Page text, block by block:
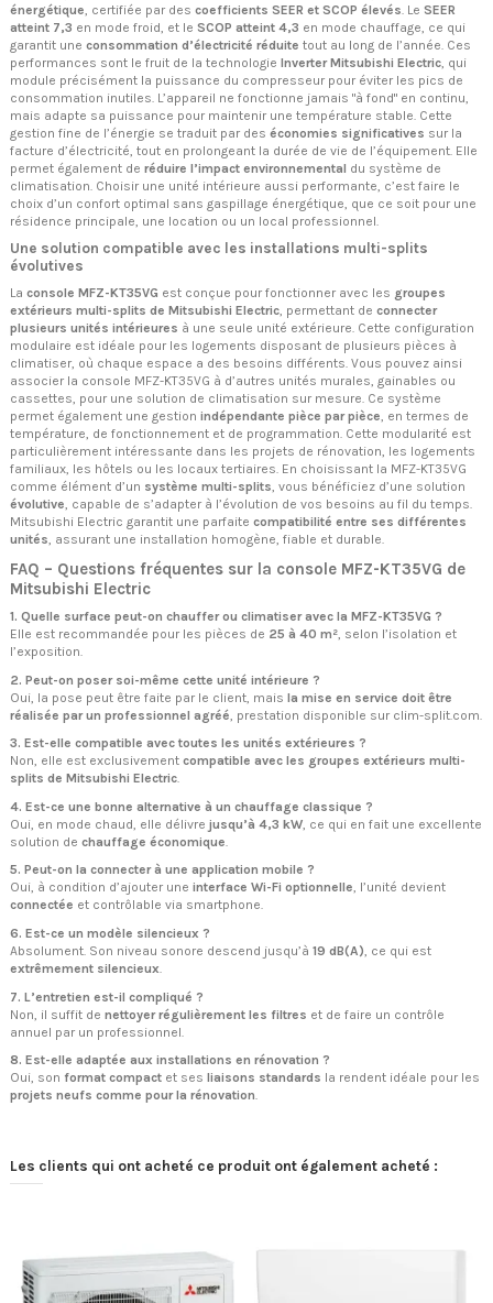
énergétique, certifiée par des coefficients SEER et SCOP élevés. Le SEER
atteint 7,3 en mode froid, et le SCOP atteint 4,3 en mode chauffage, ce qui
garantit une consommation d’électricité réduite tout au long de l’année. Ces
performances sont le fruit de la technologie Inverter Mitsubishi Electric, qui
module précisément la puissance du compresseur pour éviter les pics de
consommation inutiles. L’appareil ne fonctionne jamais "à fond" en continu,
mais adapte sa puissance pour maintenir une température stable. Cette
gestion fine de l’énergie se traduit par des économies significatives sur la
facture d’électricité, tout en prolongeant la durée de vie de l’équipement. Elle
permet également de réduire l’impact environnemental du système de
climatisation. Choisir une unité intérieure aussi performante, c’est faire le
choix d’un confort optimal sans gaspillage énergétique, que ce soit pour une
résidence principale, une location ou un local professionnel.
Une solution compatible avec les installations multi-splits
évolutives
La console MFZ-KT35VG est conçue pour fonctionner avec les groupes
extérieurs multi-splits de Mitsubishi Electric, permettant de connecter
plusieurs unités intérieures à une seule unité extérieure. Cette configuration
modulaire est idéale pour les logements disposant de plusieurs pièces à
climatiser, où chaque espace a des besoins différents. Vous pouvez ainsi
associer la console MFZ-KT35VG à d’autres unités murales, gainables ou
cassettes, pour une solution de climatisation sur mesure. Ce système
permet également une gestion indépendante pièce par pièce, en termes de
température, de fonctionnement et de programmation. Cette modularité est
particulièrement intéressante dans les projets de rénovation, les logements
familiaux, les hôtels ou les locaux tertiaires. En choisissant la MFZ-KT35VG
comme élément d’un système multi-splits, vous bénéficiez d’une solution
évolutive, capable de s’adapter à l’évolution de vos besoins au fil du temps.
Mitsubishi Electric garantit une parfaite compatibilité entre ses différentes
unités, assurant une installation homogène, fiable et durable.
FAQ – Questions fréquentes sur la console MFZ-KT35VG de
Mitsubishi Electric
1. Quelle surface peut-on chauffer ou climatiser avec la MFZ-KT35VG ?
Elle est recommandée pour les pièces de 25 à 40 m², selon l’isolation et
l’exposition.
2. Peut-on poser soi-même cette unité intérieure ?
Oui, la pose peut être faite par le client, mais la mise en service doit être
réalisée par un professionnel agréé , prestation disponible sur clim-split.com.
3. Est-elle compatible avec toutes les unités extérieures ?
Non, elle est exclusivement compatible avec les groupes extérieurs multi-
splits de Mitsubishi Electric.
4. Est-ce une bonne alternative à un chauffage classique ?
Oui, en mode chaud, elle délivre jusqu’à 4,3 kW, ce qui en fait une excellente
solution de chauffage économique.
5. Peut-on la connecter à une application mobile ?
Oui, à condition d’ajouter une interface Wi-Fi optionnelle, l’unité devient
connectée et contrôlable via smartphone.
6. Est-ce un modèle silencieux ?
Absolument. Son niveau sonore descend jusqu’à 19 dB(A), ce qui est
extrêmement silencieux.
7. L’entretien est-il compliqué ?
Non, il suffit de nettoyer régulièrement les filtres et de faire un contrôle
annuel par un professionnel.
8. Est-elle adaptée aux installations en rénovation ?
Oui, son format compact et ses liaisons standards la rendent idéale pour les
projets neufs comme pour la rénovation.
Les clients qui ont acheté ce produit ont également acheté :